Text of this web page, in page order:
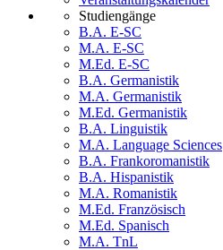
Studiengänge
B.A. E-SC
M.A. E-SC
M.Ed. E-SC
B.A. Germanistik
M.A. Germanistik
M.Ed. Germanistik
B.A. Linguistik
M.A. Language Sciences
B.A. Frankoromanistik
B.A. Hispanistik
M.A. Romanistik
M.Ed. Französisch
M.Ed. Spanisch
M.A. TnL